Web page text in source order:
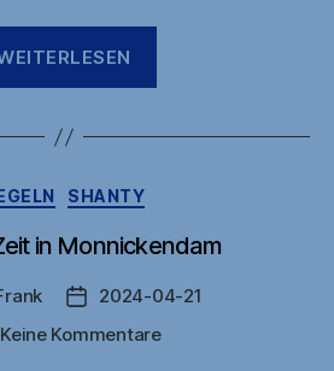
Kategorien
SHANTY
in Monnickendam
Veröffentlichungsdatum
2024-04-21
Keine Kommentarezu